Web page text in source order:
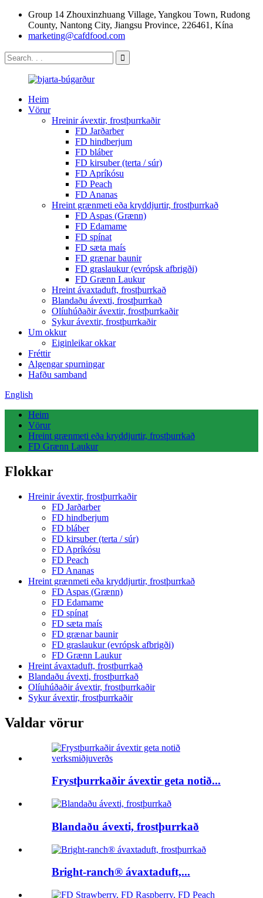
Group 14 Zhouxinzhuang Village, Yangkou Town, Rudong
County, Nantong City, Jiangsu Province, 226461, Kína
marketing@cafdfood.com
Heim
Vörur
Hreinir ávextir, frostþurrkaðir
FD Jarðarber
FD hindberjum
FD bláber
FD kirsuber (terta / súr)
FD Apríkósu
FD Peach
FD Ananas
Hreint grænmeti eða kryddjurtir, frostþurrkað
FD Aspas (Grænn)
FD Edamame
FD spínat
FD sæta maís
FD grænar baunir
FD graslaukur (evrópsk afbrigði)
FD Grænn Laukur
Hreint ávaxtaduft, frostþurrkað
Blandaðu ávexti, frostþurrkað
Olíuhúðaðir ávextir, frostþurrkaðir
Sykur ávextir, frostþurrkaðir
Um okkur
Eiginleikar okkar
Fréttir
Algengar spurningar
Hafðu samband
English
Heim
Vörur
Hreint grænmeti eða kryddjurtir, frostþurrkað
FD Grænn Laukur
Flokkar
Hreinir ávextir, frostþurrkaðir
FD Jarðarber
FD hindberjum
FD bláber
FD kirsuber (terta / súr)
FD Apríkósu
FD Peach
FD Ananas
Hreint grænmeti eða kryddjurtir, frostþurrkað
FD Aspas (Grænn)
FD Edamame
FD spínat
FD sæta maís
FD grænar baunir
FD graslaukur (evrópsk afbrigði)
FD Grænn Laukur
Hreint ávaxtaduft, frostþurrkað
Blandaðu ávexti, frostþurrkað
Olíuhúðaðir ávextir, frostþurrkaðir
Sykur ávextir, frostþurrkaðir
Valdar vörur
Frystþurrkaðir ávextir geta notið...
Blandaðu ávexti, frostþurrkað
Bright-ranch® ávaxtaduft,...